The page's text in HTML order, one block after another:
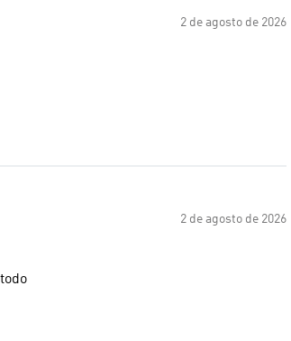
2 de agosto de 2026
2 de agosto de 2026